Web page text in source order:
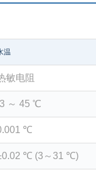
温
敏电阻
～ 45 ℃
℃
℃ (3～31 ℃)